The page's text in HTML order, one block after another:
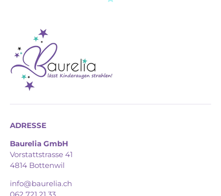
ADRESSE
Baurelia GmbH
Vorstattstrasse 41
4814 Bottenwil
info@baurelia.ch